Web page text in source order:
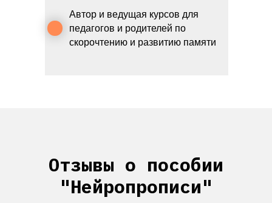
Автор и ведущая курсов для
педагогов и родителей по
скорочтению и развитию памяти
Отзывы о пособии
"Нейропрописи"